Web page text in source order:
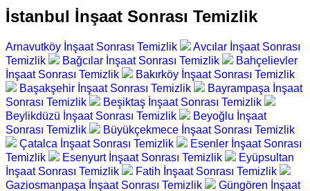
İstanbul İnşaat Sonrası Temizlik
Arnavutköy İnşaat Sonrası Temizlik
Avcılar İnşaat Sonrası
Temizlik
Bağcılar İnşaat Sonrası Temizlik
Bahçelievler
İnşaat Sonrası Temizlik
Bakırköy İnşaat Sonrası Temizlik
Başakşehir İnşaat Sonrası Temizlik
Bayrampaşa İnşaat
Sonrası Temizlik
Beşiktaş İnşaat Sonrası Temizlik
Beylikdüzü İnşaat Sonrası Temizlik
Beyoğlu İnşaat
Sonrası Temizlik
Büyükçekmece İnşaat Sonrası Temizlik
Çatalca İnşaat Sonrası Temizlik
Esenler İnşaat Sonrası
Temizlik
Esenyurt İnşaat Sonrası Temizlik
Eyüpsultan
İnşaat Sonrası Temizlik
Fatih İnşaat Sonrası Temizlik
Gaziosmanpaşa İnşaat Sonrası Temizlik
Güngören İnşaat